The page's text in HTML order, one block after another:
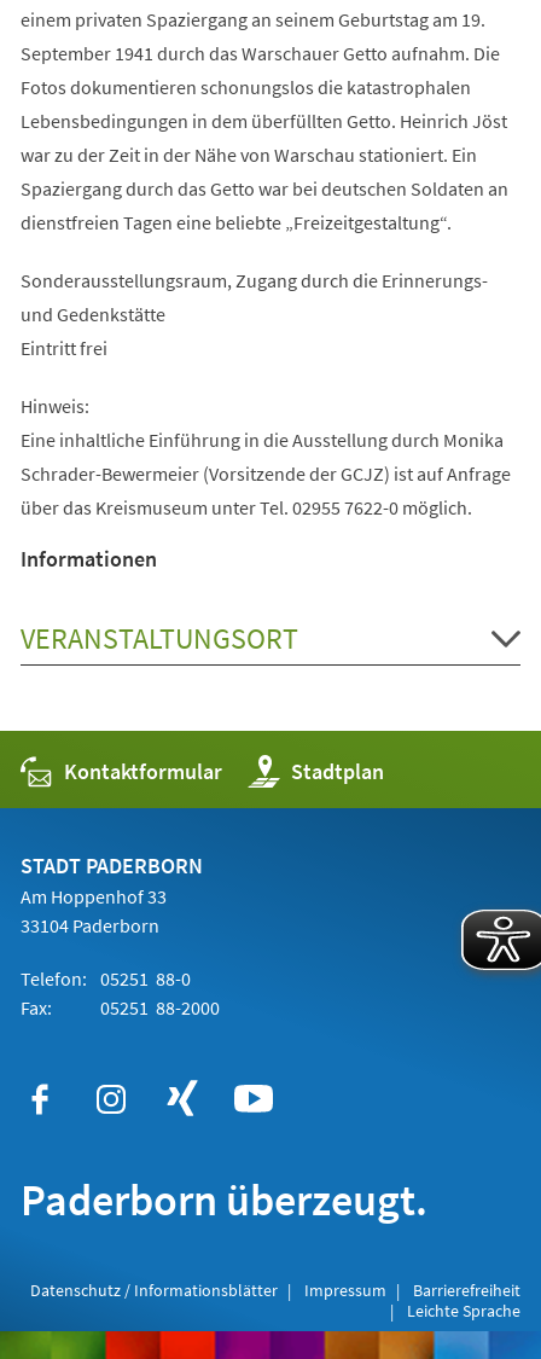
einem privaten Spaziergang an seinem Geburtstag am 19.
September 1941 durch das Warschauer Getto aufnahm. Die
Fotos dokumentieren schonungslos die katastrophalen
Lebensbedingungen in dem überfüllten Getto. Heinrich Jöst
war zu der Zeit in der Nähe von Warschau stationiert. Ein
Spaziergang durch das Getto war bei deutschen Soldaten an
dienstfreien Tagen eine beliebte „Freizeitgestaltung“.
Sonderausstellungsraum, Zugang durch die Erinnerungs-
und Gedenkstätte
Eintritt frei
Hinweis:
Eine inhaltliche Einführung in die Ausstellung durch Monika
Schrader-Bewermeier (Vorsitzende der GCJZ) ist auf Anfrage
über das Kreismuseum unter Tel. 02955 7622-0 möglich.
Informationen
VERANSTALTUNGSORT
Kontaktformular Stadtplan
(Öffnet
in
einem
STADT PADERBORN
Am Hoppenhof 33
33104 Paderborn
Telefon: 05251 88-0
Fax:
05251 88-2000
Paderborn überzeugt.
Datenschutz / Informationsblätter Impressum
Barrierefreiheit
Leichte Sprache